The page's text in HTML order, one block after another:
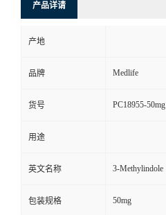
产品详请
产地
品牌 Medlife
货号 PC18955-50mg
用途
英文名称 3-Methylindole
包装规格 50mg